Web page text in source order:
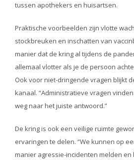
tussen apothekers en huisartsen.
Praktische voorbeelden zijn vlotte
stockbreuken en inschatten van
manier dat de kring al tijdens de
allemaal vlotter als je de persoon
Ook voor niet-dringende vragen blijkt
kanaal. “Administratieve vragen
weg naar het juiste antwoord.”
De kring is ook een veilige ruimte
ervaringen te delen. “We kunnen op
manier agressie-incidenten melden